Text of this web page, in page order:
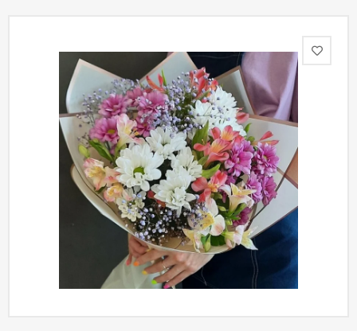
конфиденциальности